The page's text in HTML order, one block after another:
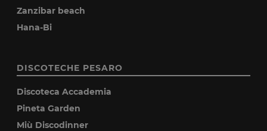
Zanzibar beach
Hana-Bi
DISCOTECHE PESARO
Discoteca Accademia
Pineta Garden
Miù Discodinner